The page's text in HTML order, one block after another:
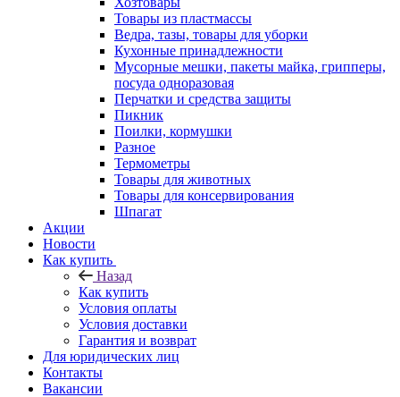
Товары из пластмассы
Ведра, тазы, товары для уборки
Кухонные принадлежности
Мусорные мешки, пакеты майка, грипперы,
посуда одноразовая
Перчатки и средства защиты
Пикник
Поилки, кормушки
Разное
Термометры
Товары для животных
Товары для консервирования
Шпагат
Акции
Новости
Как купить
Назад
Как купить
Условия оплаты
Условия доставки
Гарантия и возврат
Для юридических лиц
Контакты
Вакансии